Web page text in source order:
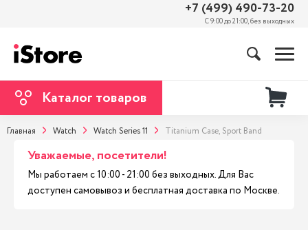
+7 (499) 490-73-20
С 9:00 до 21:00, без выходных
Каталог товаров
Главная Watch Watch Series 11 Titanium Case, Sport Band
Уважаемые, посетители!
Мы работаем с 10:00 - 21:00 без выходных. Для Вас
доступен самовывоз и бесплатная доставка по Москве.